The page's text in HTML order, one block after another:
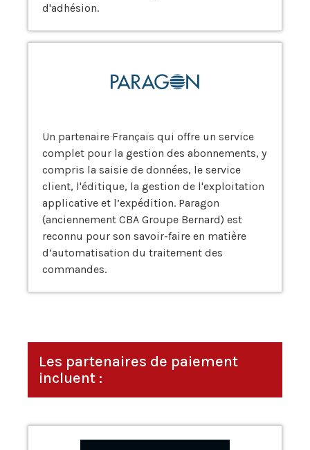
d'adhésion.
Un partenaire Français qui offre un service
complet pour la gestion des abonnements, y
compris la saisie de données, le service
client, l'éditique, la gestion de l'exploitation
applicative et l’expédition. Paragon
(anciennement CBA Groupe Bernard) est
reconnu pour son savoir-faire en matière
d’automatisation du traitement des
commandes.
Les partenaires de paiement
incluent :